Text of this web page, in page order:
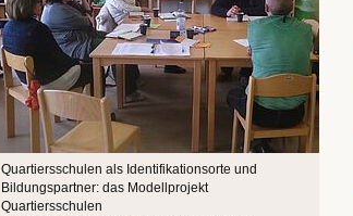
Quartiersschulen als Identifikationsorte und
Bildungspartner: das Modellprojekt
Quartiersschulen